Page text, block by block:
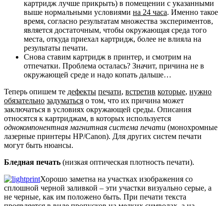
картридж лучше прикрыть) в помещении с указанными
выше нормальными условиями на 24 часа. Именно такое
время, согласно результатам множества экспериментов,
является достаточным, чтобы окружающая среда того
места, откуда приехал картридж, более не влияла на
результаты печати.
Снова ставим картридж в принтер, и смотрим на
отпечатки. Проблема осталась? Значит, причина не в
окружающей среде и надо копать дальше…
Теперь опишем те дефекты печати, встретив которые, нужно
обязательно задуматься о том, что их причина может
заключаться в условиях окружающей среды. Описания
относятся к картриджам, в которых используется
однокомпонентная магнитная система печати (монохромные
лазерные принтеры HP/Canon). Для других систем печати
могут быть нюансы.
Бледная печать (низкая оптическая плотность печати).
Хорошо заметна на участках изображения со
сплошной черной заливкой – эти участки визуально серые, а
не черные, как им положено быть. При печати текста